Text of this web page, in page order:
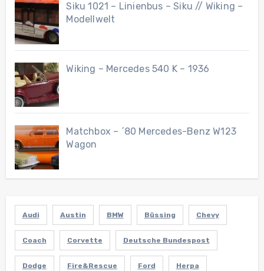
Siku 1021 – Linienbus – Siku // Wiking –
Modellwelt
Wiking – Mercedes 540 K – 1936
Matchbox – ´80 Mercedes-Benz W123
Wagon
Audi Austin BMW Büssing Chevy
Coach Corvette Deutsche Bundespost
Dodge Fire&Rescue Ford Herpa